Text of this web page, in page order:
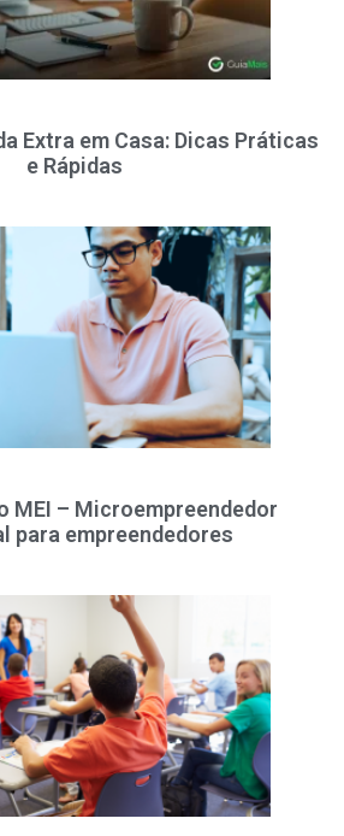
Extra em Casa: Dicas Práticas
e Rápidas
MEI – Microempreendedor
para empreendedores